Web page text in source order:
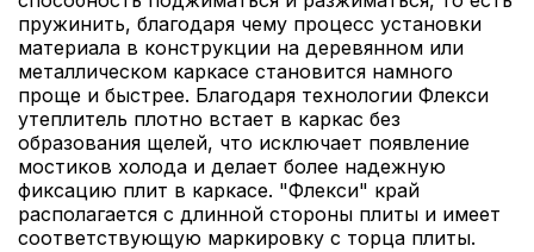
пружинить, благодаря чему процесс установки
материала в конструкции на деревянном или
металлическом каркасе становится намного
проще и быстрее. Благодаря технологии Флекси
утеплитель плотно встает в каркас без
образования щелей, что исключает появление
мостиков холода и делает более надежную
фиксацию плит в каркасе. "Флекси" край
располагается с длинной стороны плиты и имеет
соответствующую маркировку с торца плиты.